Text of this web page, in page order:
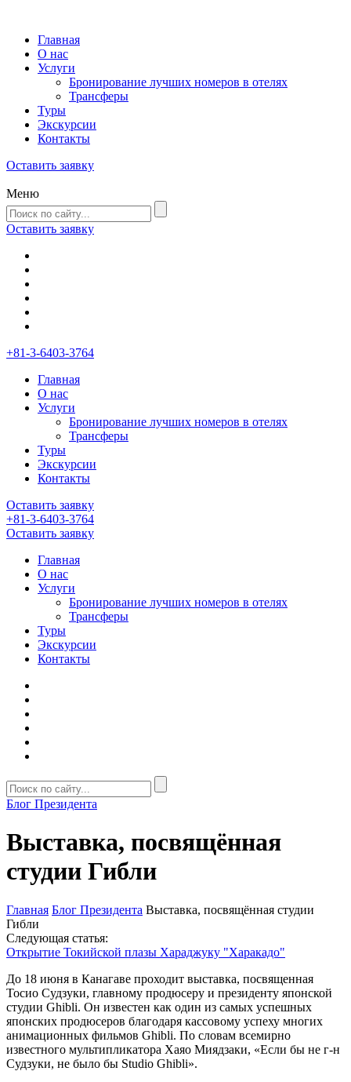
Главная
О нас
Услуги
Бронирование лучших номеров в отелях
Трансферы
Туры
Экскурсии
Контакты
Оставить заявку
Меню
Оставить заявку
+81-3-6403-3764
Главная
О нас
Услуги
Бронирование лучших номеров в отелях
Трансферы
Туры
Экскурсии
Контакты
Оставить заявку
+81-3-6403-3764
Оставить заявку
Главная
О нас
Услуги
Бронирование лучших номеров в отелях
Трансферы
Туры
Экскурсии
Контакты
Блог Президента
Выставка, посвящённая
студии Гибли
Главная Блог Президента Выставка, посвящённая студии
Гибли
Следующая статья:
Открытие Токийской плазы Хараджуку "Харакадо"
До 18 июня в Канагаве проходит выставка, посвященная
Тосио Судзуки, главному продюсеру и президенту японской
студии Ghibli. Он известен как один из самых успешных
японских продюсеров благодаря кассовому успеху многих
анимационных фильмов Ghibli. По словам всемирно
известного мультипликатора Хаяо Миядзаки, «Если бы не г-н
Судзуки, не было бы Studio Ghibli».